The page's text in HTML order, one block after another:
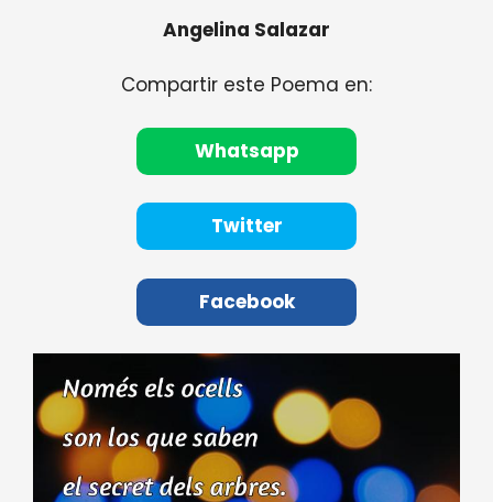
Angelina Salazar
Compartir este Poema en:
Whatsapp
Twitter
Facebook